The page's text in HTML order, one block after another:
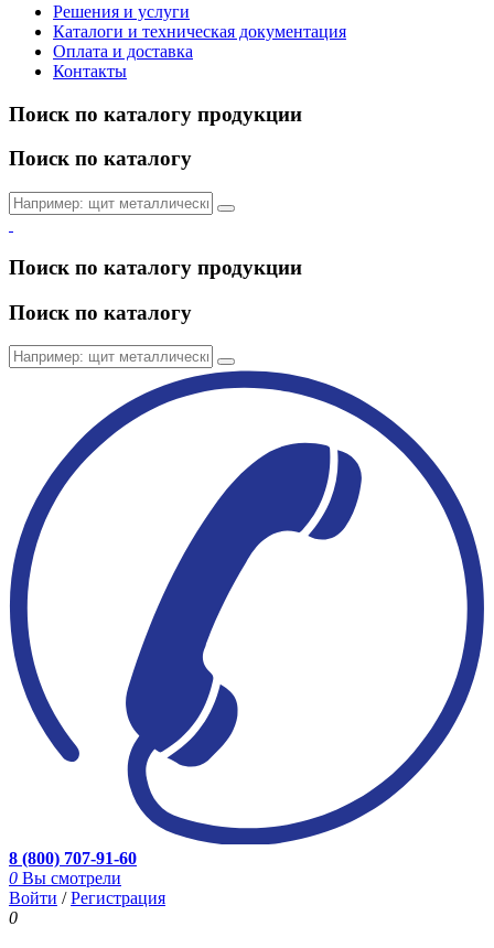
Решения и услуги
Каталоги и техническая документация
Оплата и доставка
Контакты
Поиск по каталогу продукции
Поиск по каталогу
Поиск по каталогу продукции
Поиск по каталогу
8 (800) 707-91-60
0 Вы смотрели
Войти /Регистрация
0